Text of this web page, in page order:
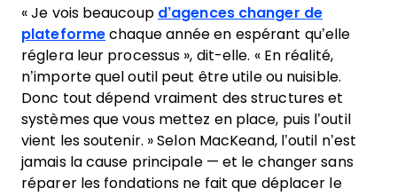
« Je vois beaucoup d’agences changer de
plateforme chaque année en espérant qu’elle
réglera leur processus », dit-elle. « En réalité,
n’importe quel outil peut être utile ou nuisible.
Donc tout dépend vraiment des structures et
systèmes que vous mettez en place, puis l’outil
vient les soutenir. » Selon MacKeand, l’outil n’est
jamais la cause principale — et le changer sans
réparer les fondations ne fait que déplacer le